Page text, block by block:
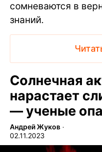
сомневаются в
знаний.
Солнечная
нарастает
— ученые
Андрей Жуков ∙
02.11.2023